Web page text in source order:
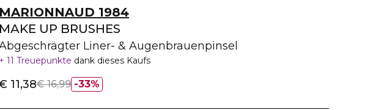
MARIONNAUD 1984
MAKE UP BRUSHES
Liner- & Augenbrauenpinsel
11 Treuepunkte dank dieses Kaufs
33%
11,38€ 16,99